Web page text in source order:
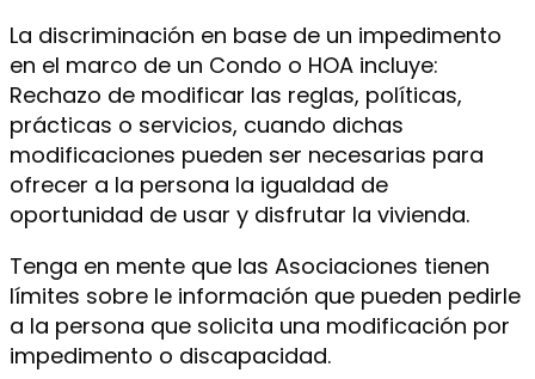
La discriminación en base de un impedimento
en el marco de un Condo o HOA incluye:
Rechazo de modificar las reglas, políticas,
prácticas o servicios, cuando dichas
modificaciones pueden ser necesarias para
ofrecer a la persona la igualdad de
oportunidad de usar y disfrutar la vivienda.
Tenga en mente que las Asociaciones tienen
límites sobre le información que pueden pedirle
a la persona que solicita una modificación por
impedimento o discapacidad.